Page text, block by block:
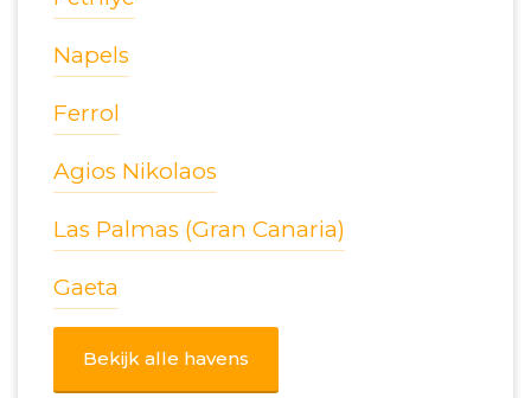
Napels
Ferrol
Agios Nikolaos
Las Palmas (Gran Canaria)
Gaeta
Bekijk alle havens